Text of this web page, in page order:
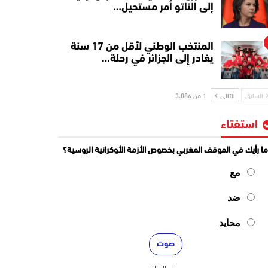
إلى الناتو أمر مستحيل…
المنتخب الوطني لأقل من 17 سنة
يغادر إلى الجزائر في رحلة…
السابق التالي 1 من 3٬086
استفتاء
ما رأيك في الموقف المغربي بخصوص الأزمة الأوكرانية الروسية؟
مع
ضد
محايد